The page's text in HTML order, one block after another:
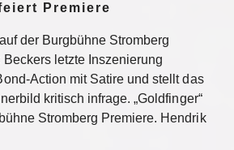
Premiere
der Burgbühne Stromberg
letzte Inszenierung
Action mit Satire und stellt das
kritisch infrage. „Goldfinger“
Stromberg Premiere. Hendrik